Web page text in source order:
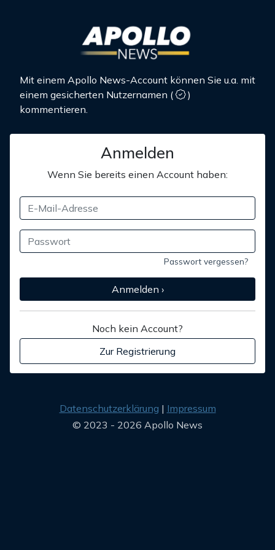
Mit einem Apollo News-Account können Sie u.a. mit
einem gesicherten Nutzernamen (
)
kommentieren.
Anmelden
Wenn Sie bereits einen Account haben:
Passwort vergessen?
Anmelden ›
Noch kein Account?
Zur Registrierung
Datenschutzerklärung
Impressum
© 2023 - 2026 Apollo News